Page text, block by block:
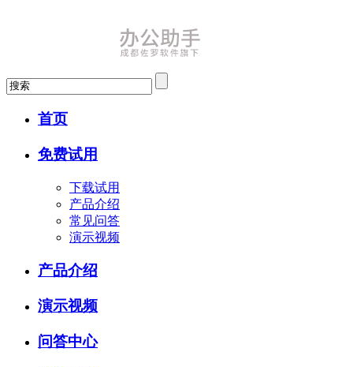
首页
免费试用
下载试用
产品介绍
常见问答
演示视频
产品介绍
演示视频
问答中心